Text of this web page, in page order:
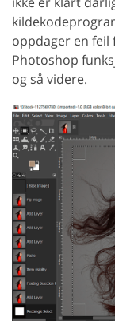
oppdager en feil
Photoshop
og så videre.